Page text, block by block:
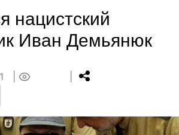
нацистский
Иван Демьянюк